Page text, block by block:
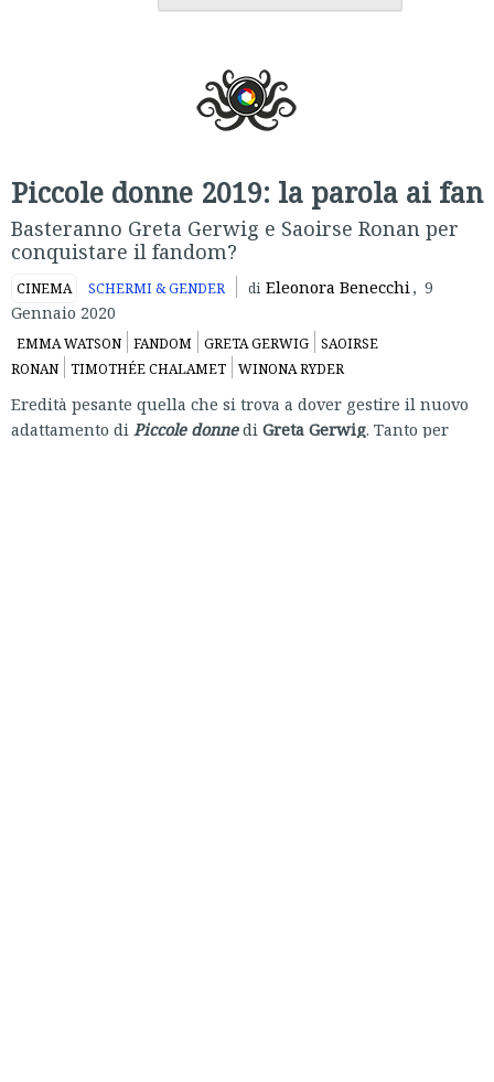
Piccole donne 2019: la parola ai fan
Basteranno Greta Gerwig e Saoirse Ronan per
conquistare il fandom?
CINEMA SCHERMI & GENDER di Eleonora Benecchi , 9
Gennaio 2020
EMMA WATSON FANDOM GRETA GERWIG
SAOIRSE
RONAN
TIMOTHÉE CHALAMET WINONA RYDER
Eredità pesante quella che si trova a dover gestire il nuovo
adattamento di Piccole donnedi Greta Gerwig. Tanto per